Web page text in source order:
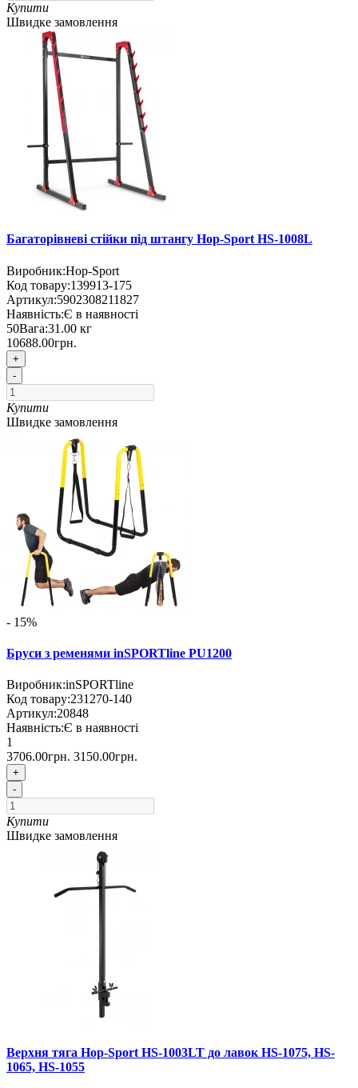
Купити
Швидке замовлення
Багаторівневі стійки під штангу Hop-Sport HS-1008L
Виробник:Hop-Sport
Код товару:139913-175
Артикул:5902308211827
Наявність:Є в наявності
50Вага:31.00 кг
10688.00грн.
+
-
Купити
Швидке замовлення
- 15%
Бруси з ременями inSPORTline PU1200
Виробник:inSPORTline
Код товару:231270-140
Артикул:20848
Наявність:Є в наявності
1
3706.00грн. 3150.00грн.
+
-
Купити
Швидке замовлення
Верхня тяга Hop-Sport HS-1003LT до лавок HS-1075, HS-
1065, HS-1055